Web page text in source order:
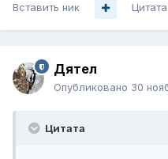
Вставить ник Цитата
Дятел
Опубликовано 30
Цитата